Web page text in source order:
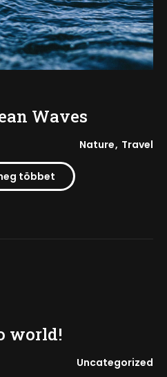
Waves
Nature Travel
többet
world!
Uncategorized